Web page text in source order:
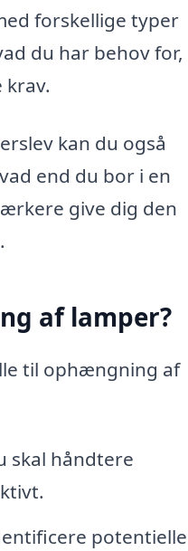
forskellige typer
du har behov for,
kan du også
end du bor i en
give dig den
af lamper?
til ophængning af
skal håndtere
potentielle